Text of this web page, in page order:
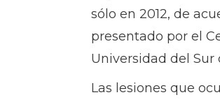
sólo en 2012, de
presentado por el
Universidad del Sur
Las lesiones que